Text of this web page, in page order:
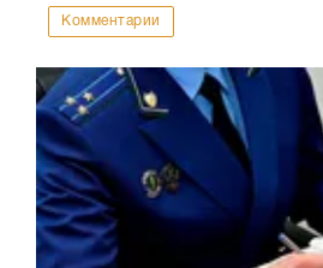
Комментарии